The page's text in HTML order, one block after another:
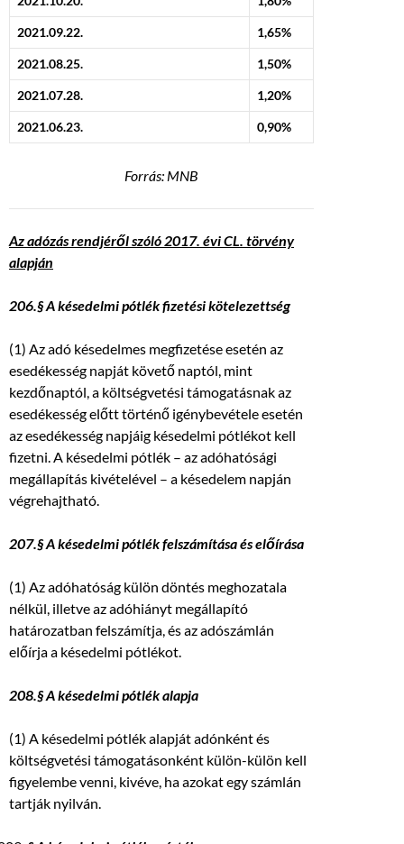
2021.09.22. 1,65%
2021.08.25. 1,50%
2021.07.28. 1,20%
2021.06.23. 0,90%
Forrás: MNB
Az adózás rendjéről szóló 2017. évi CL. törvény
alapján
206.§ A késedelmi pótlék fizetési kötelezettség
(1) Az adó késedelmes megfizetése esetén az
esedékesség napját követő naptól, mint
kezdőnaptól, a költségvetési támogatásnak az
esedékesség előtt történő igénybevétele esetén
az esedékesség napjáig késedelmi pótlékot kell
fizetni. A késedelmi pótlék – az adóhatósági
megállapítás kivételével – a késedelem napján
végrehajtható.
207.§ A késedelmi pótlék felszámítása és előírása
(1) Az adóhatóság külön döntés meghozatala
nélkül, illetve az adóhiányt megállapító
határozatban felszámítja, és az adószámlán
előírja a késedelmi pótlékot.
208.§ A késedelmi pótlék alapja
(1) A késedelmi pótlék alapját adónként és
költségvetési támogatásonként külön-külön kell
figyelembe venni, kivéve, ha azokat egy számlán
tartják nyilván.